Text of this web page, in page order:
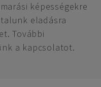
képességekre
eladásra
További
a kapcsolatot.